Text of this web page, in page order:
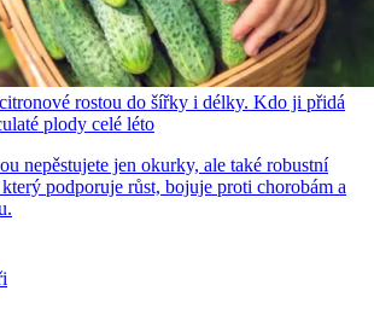
rostou do šířky i délky. Kdo ji přidá
plody celé léto
nepěstujete jen okurky, ale také robustní
podporuje růst, bojuje proti chorobám a